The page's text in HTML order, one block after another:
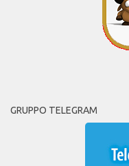
GRUPPO TELEGRAM